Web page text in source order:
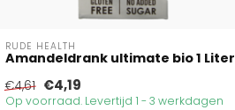
RUDE HEALTH
Amandeldrank ultimate bio 1 Liter
€4,61 €4,19
Op voorraad. Levertijd 1 - 3 werkdagen